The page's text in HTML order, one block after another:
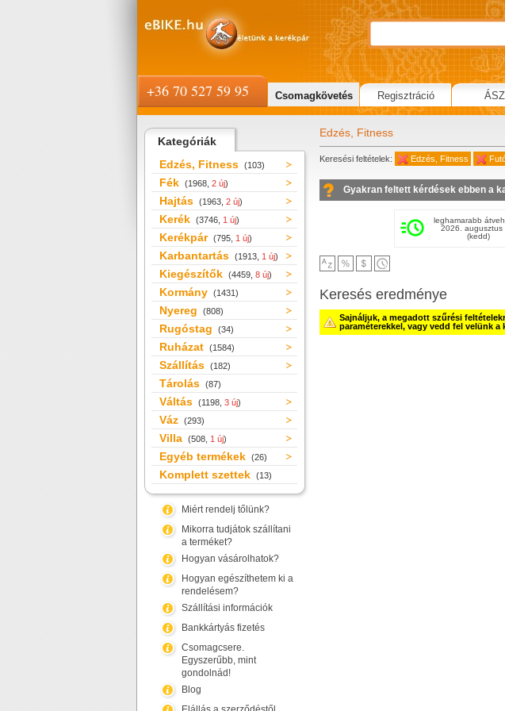
Kategóriák
Edzés, Fitness (103)
Fék (1968, 2 új)
Hajtás (1963, 2 új)
Kerék (3746, 1 új)
Kerékpár (795, 1 új)
Karbantartás (1913, 1 új)
Kiegészítők (4459, 8 új)
Kormány (1431)
Nyereg (808)
Rugóstag (34)
Ruházat (1584)
Szállítás (182)
Tárolás (87)
Váltás (1198, 3 új)
Váz (293)
Villa (508, 1 új)
Egyéb termékek (26)
Komplett szettek (13)
Miért rendelj tőlünk?
Mikorra tudjátok szállítani
a terméket?
Hogyan vásárolhatok?
Hogyan egészíthetem ki a
rendelésem?
Szállítási információk
Bankkártyás fizetés
Csomagcsere.
Egyszerűbb, mint
gondolnád!
Blog
Edzés, Fitness
Keresési feltételek: Edzés, Fitness
Gyakran feltett kérdések ebben a
leghamarabb
2026. augusztus
(kedd)
Keresés eredménye
Sajnáljuk, a megadott szűrési
paraméterekkel, vagy vedd fel velünk
+36 70 527 59 95 Csomagkövetés Regisztráció